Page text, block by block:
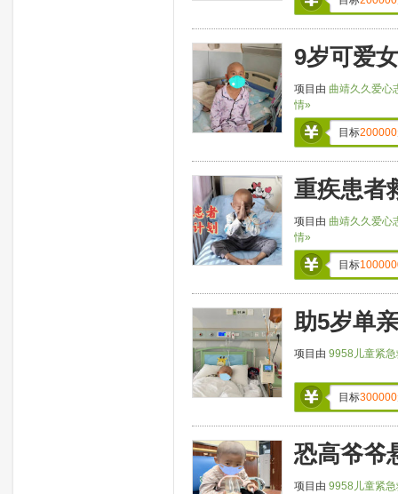
9岁可爱
项目由 曲靖久久爱心
情»
目标200000
重疾患者
项目由 曲靖久久爱心
情»
目标
助5岁单
项目由 9958儿童紧
目标300000
恐高爷爷
项目由 9958儿童紧